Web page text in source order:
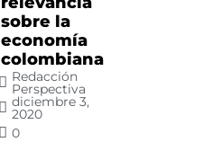
sobre la
economía
colombiana
Redacción
Perspectiva
diciembre 3,
2020
0